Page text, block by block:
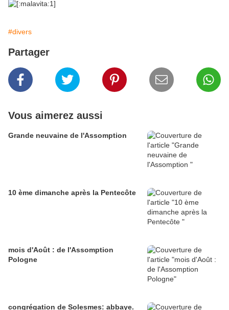
#divers
Partager
Vous aimerez aussi
Grande neuvaine de l'Assomption
10 ème dimanche après la Pentecôte
mois d'Août : de l'Assomption
Pologne
congrégation de Solesmes: abbaye.